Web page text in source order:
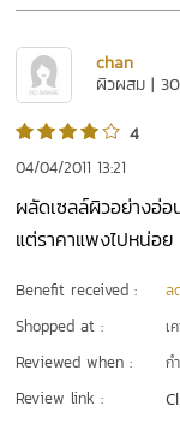
chan
ผิวผสม |
4
04/04/2011 13:21
ผลัดเซลล์ผิวอย่างอ่
แต่ราคาแพงไปหน่อย
Benefit received : ล
Shopped at : เ
Reviewed when : ก
Review link :